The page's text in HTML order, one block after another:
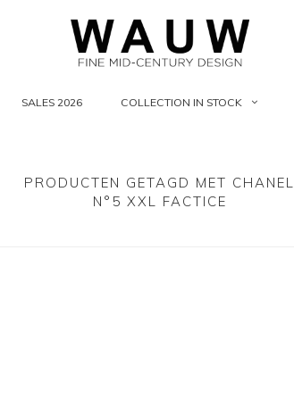
SALES 2026 COLLECTION IN STOCK
PRODUCTEN GETAGD MET CHANEL
N°5 XXL FACTICE